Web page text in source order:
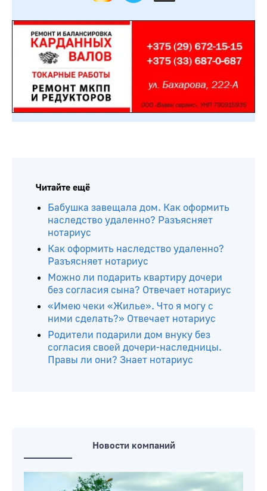
Читайте ещё
Бабушка завещала дом. Как оформить
наследство удаленно? Разъясняет
нотариус
Как оформить наследство удаленно?
Разъясняет нотариус
Можно ли подарить квартиру дочери
без согласия сына? Отвечает нотариус
«Имею чеки «Жилье». Что я могу с
ними сделать?» Отвечает нотариус
Родители подарили дом внуку без
согласия своей дочери-наследницы.
Правы ли они? Знает нотариус
Новости компаний